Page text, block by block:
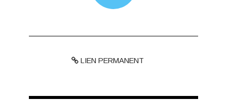
LIEN PERMANENT